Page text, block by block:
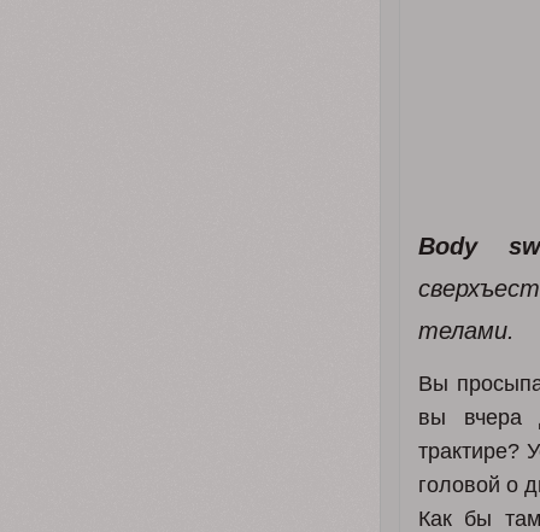
Body
телами.
Вы
вы вчера
трактире?
головой о
Как бы